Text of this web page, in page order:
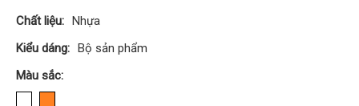
Chất liệu: Nhựa
Kiểu dáng: Bộ sản phẩm
Màu sắc: